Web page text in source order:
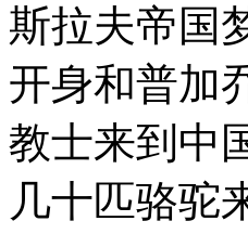
斯拉夫帝国
开身和普加
教士来到中
几十匹骆驼